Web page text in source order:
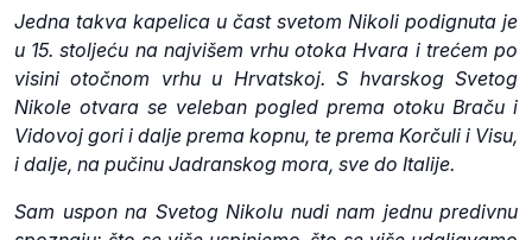
Jedna takva kapelica u čast svetom Nikoli podignuta je
u 15. stoljeću na najvišem vrhu otoka Hvara i trećem po
visini otočnom vrhu u Hrvatskoj. S hvarskog Svetog
Nikole otvara se veleban pogled prema otoku Braču i
Vidovoj gori i dalje prema kopnu, te prema Korčuli i Visu,
i dalje, na pučinu Jadranskog mora, sve do Italije.
Sam uspon na Svetog Nikolu nudi nam jednu predivnu